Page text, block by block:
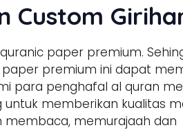
Custom
paper premium.
paper premium ini dapat
para penghafal al quran
untuk memberikan kualitas
membaca, memurajaah dan